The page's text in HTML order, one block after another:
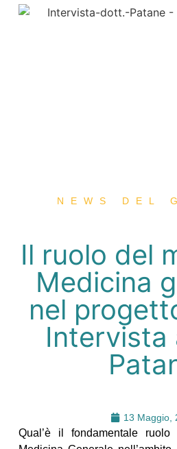
NEWS DEL
Il ruolo del
Medicina
nel
Intervista
13 Maggio,
Qual’è il fondamentale